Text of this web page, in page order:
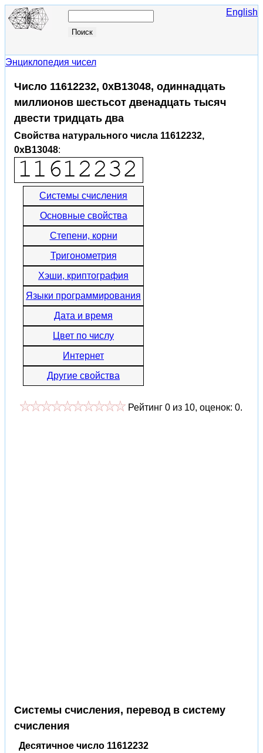
English
Энциклопедия чисел
Число 11612232, 0xB13048, одиннадцать
миллионов шестьсот двенадцать тысяч
двести тридцать два
Свойства натурального числа 11612232,
0xB13048:
Системы счисления
Основные свойства
Степени, корни
Тригонометрия
Хэши, криптография
Языки программирования
Дата и время
Цвет по числу
Интернет
Другие свойства
Рейтинг 0 из 10, оценок: 0.
Системы счисления, перевод в систему
счисления
Десятичное число 11612232